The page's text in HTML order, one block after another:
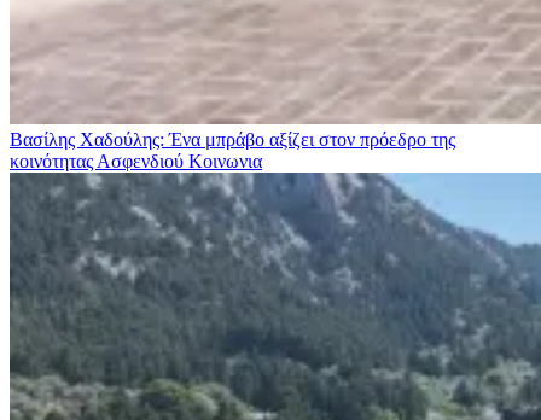
Βασίλης Χαδούλης: Ένα μπράβο αξίζει στον πρόεδρο της
κοινότητας Ασφενδιού Κοινωνια